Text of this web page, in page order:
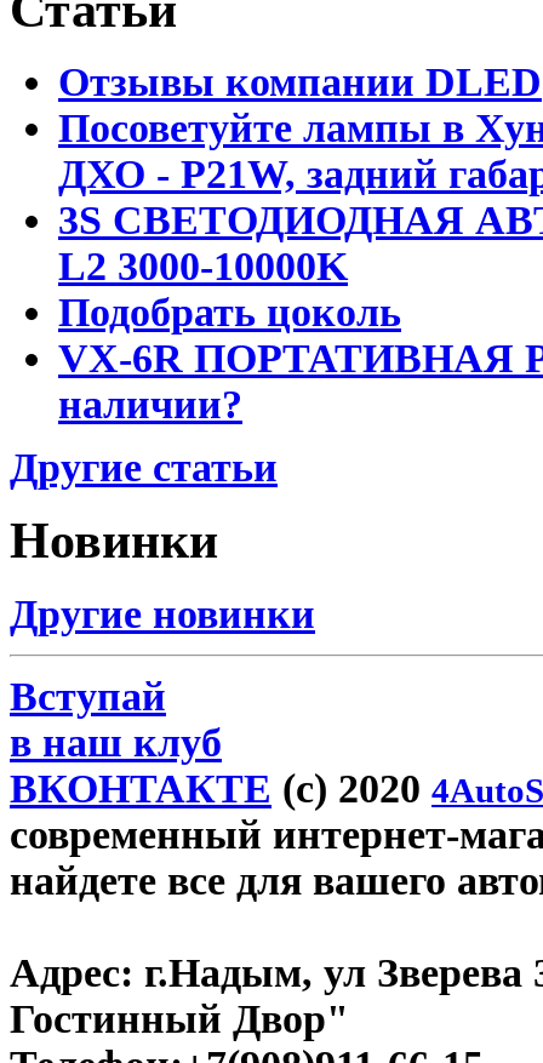
Отзывы компании DLED
Посоветуйте лампы в
ДХО - P21W, задний
3S СВЕТОДИОДНАЯ
L2 3000-10000K
Подобрать цоколь
VX-6R ПОРТАТИВНАЯ
наличии?
Другие статьи
Новинки
Другие новинки
Вступай
в наш клуб
ВКОНТАКТЕ (c) 2020
современный интернет-
найдете все для вашего
Адрес: г.Надым, ул
Гостинный Двор"